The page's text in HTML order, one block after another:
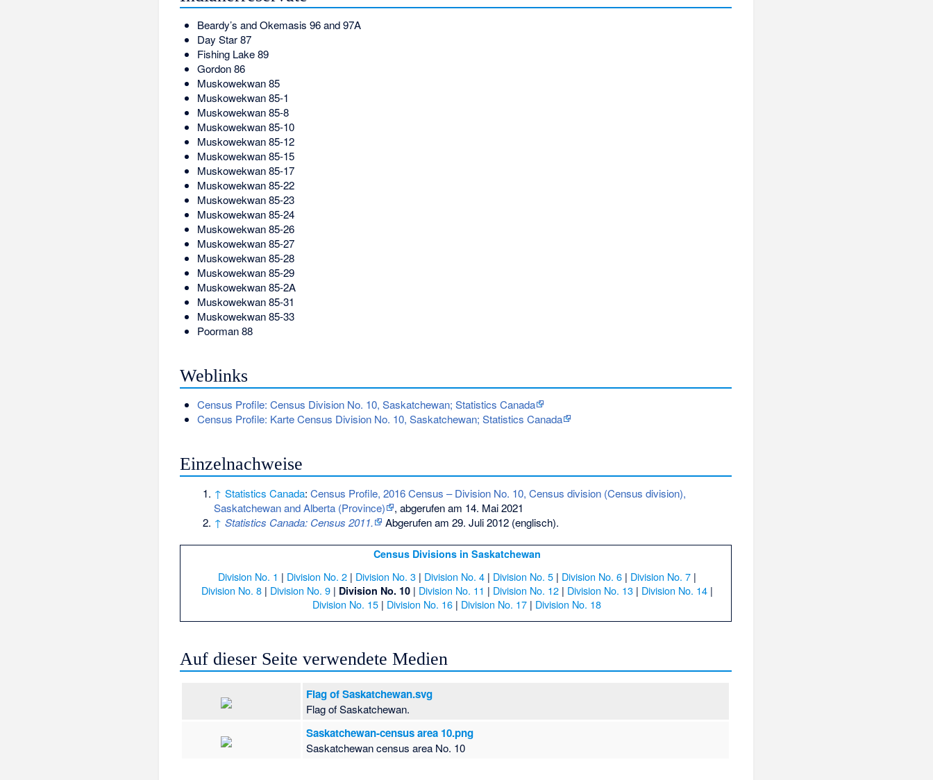
Beardy’s and Okemasis 96 and 97A
Day Star 87
Fishing Lake 89
Gordon 86
Muskowekwan 85
Muskowekwan 85-1
Muskowekwan 85-8
Muskowekwan 85-10
Muskowekwan 85-12
Muskowekwan 85-15
Muskowekwan 85-17
Muskowekwan 85-22
Muskowekwan 85-23
Muskowekwan 85-24
Muskowekwan 85-26
Muskowekwan 85-27
Muskowekwan 85-28
Muskowekwan 85-29
Muskowekwan 85-2A
Muskowekwan 85-31
Muskowekwan 85-33
Poorman 88
Weblinks
Census Profile: Census Division No. 10, Saskatchewan; Statistics Canada
Census Profile: Karte Census Division No. 10, Saskatchewan; Statistics Canada
Einzelnachweise
↑ Statistics Canada: Census Profile, 2016 Census – Division No. 10, Census division (Census division),
Saskatchewan and Alberta (Province)
, abgerufen am 14. Mai 2021
↑ Statistics Canada: Census 2011. Abgerufen am 29. Juli 2012 (englisch).
Census Divisions in Saskatchewan
Division No. 1 | Division No. 2| Division No. 3| Division No. 4| Division No. 5| Division No. 6| Division No. 7|
Division No. 8| Division No. 9| Division No. 10| Division No. 11 | Division No. 12| Division No. 13| Division No. 14|
Division No. 15 | Division No. 16 | Division No. 17 | Division No. 18
Auf dieser Seite verwendete Medien
Flag of Saskatchewan.svg
Flag of Saskatchewan.
Saskatchewan-census area 10.png
Saskatchewan census area No. 10